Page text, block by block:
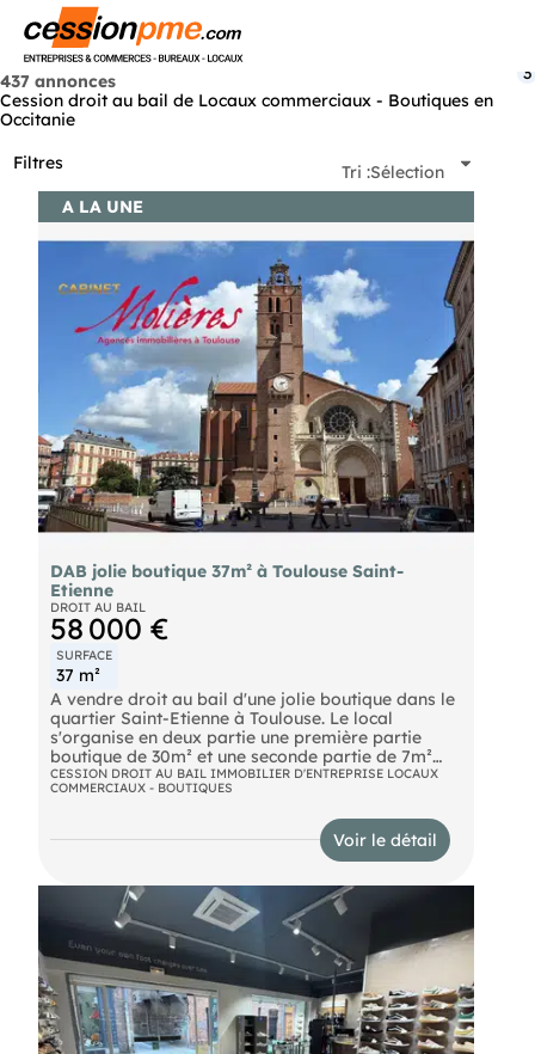
437 annonces
Cession droit au bail de Locaux commerciaux - Boutiques en
Occitanie
Filtres
3
Tri :Sélection
A LA UNE
DAB jolie boutique 37m² à Toulouse Saint-
Etienne
DROIT AU BAIL
58 000 €
SURFACE
37 m²
A vendre droit au bail d'une jolie boutique dans le
quartier Saint-Etienne à Toulouse. Le local
s'organise en deux partie une première partie
boutique de 30m² et une seconde partie de 7m²
servant de réserve, WC et point d'eau Beau
linéaire vitrine de 6m Une grande cave de 30m²
tout. Loyer 7000 euros/trimestre Provision sur
CESSION DROIT AU BAIL IMMOBILIER D'ENTREPRISE LOCAUX
COMMERCIAUX - BOUTIQUES
Voir le détail